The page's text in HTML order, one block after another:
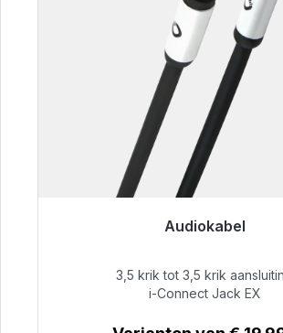
Audiokabel
Klaar voor onmiddellijke
€ 51,99
3,5 krik tot 3,5 krik
i-Connect Jack EX